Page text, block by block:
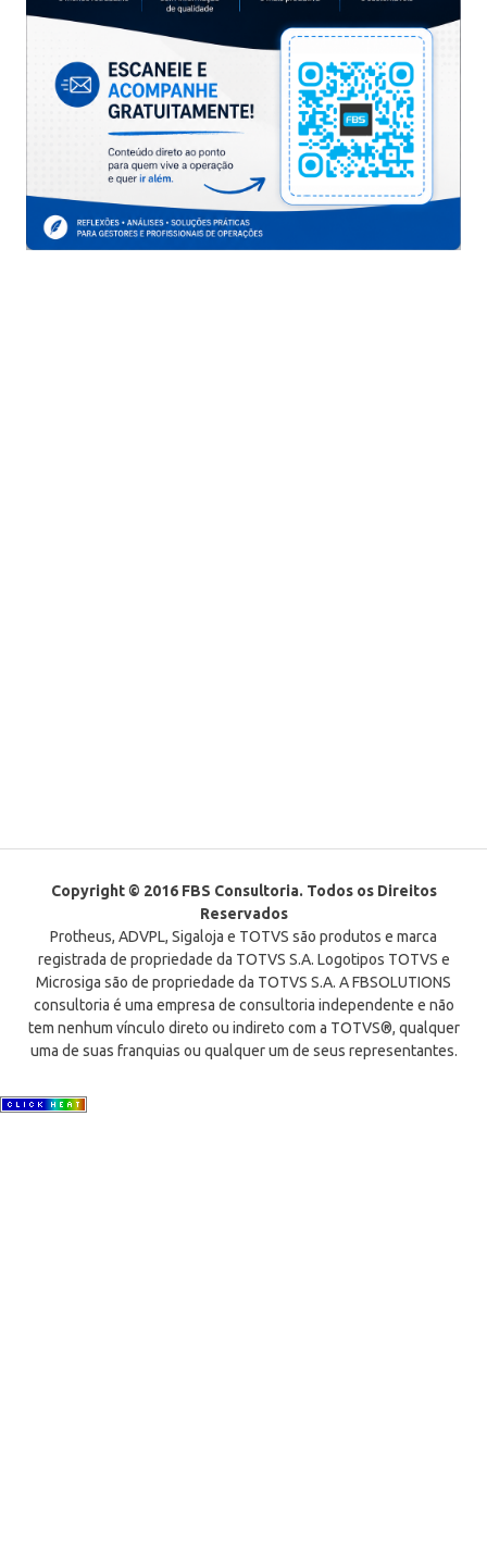
Copyright © 2016 FBS Consultoria. Todos os Direitos
Reservados
Protheus, ADVPL, Sigaloja e TOTVS são produtos e marca
registrada de propriedade da TOTVS S.A. Logotipos TOTVS e
Microsiga são de propriedade da TOTVS S.A. A FBSOLUTIONS
consultoria é uma empresa de consultoria independente e não
tem nenhum vínculo direto ou indireto com a TOTVS®, qualquer
uma de suas franquias ou qualquer um de seus representantes.